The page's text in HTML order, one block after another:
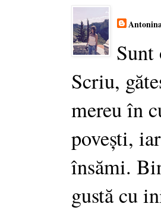
Scriu,
mereu în
povești,
însămi.
gustă cu